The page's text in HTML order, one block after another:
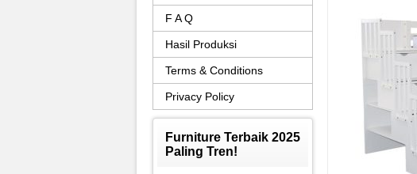
F A Q
Hasil Produksi
Terms & Conditions
Privacy Policy
Furniture Terbaik 2025
Paling Tren!